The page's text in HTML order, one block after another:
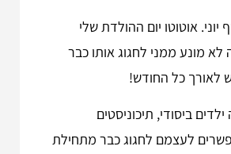
יוני. אוטוטו יום ההולדת שלי
מונע ממני לחגוג אותו כבר
לאורך כל החודש!
ביסודי, תיכוניסטים
לעצמם לחגוג כבר מתחילת